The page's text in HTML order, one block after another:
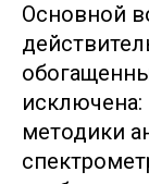
Основной
методики